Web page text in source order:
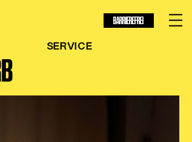
BARRIEREFREI
SERVICE